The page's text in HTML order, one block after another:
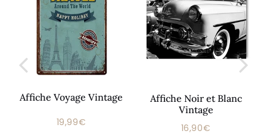
Affiche Voyage Vintage
Prix
19,99€
Affiche Noir et Blanc
Vintage
Prix
16,90€